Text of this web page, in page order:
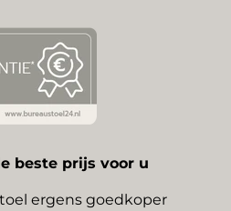
beste prijs voor u
ergens goedkoper